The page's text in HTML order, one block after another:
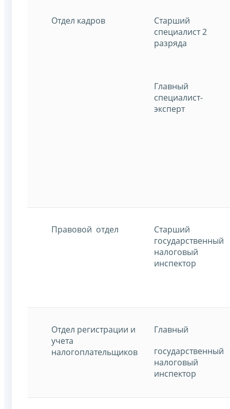
Отдел кадров
Старший
специалист 2
разряда
Главный
специалист-
эксперт
Правовой отдел
Старший
государственный
налоговый
инспектор
Отдел регистрации и
учета
налогоплательщиков
Главный
государственный
налоговый
инспектор